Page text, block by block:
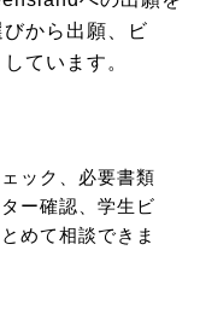
から出願、ビ
ています。
ック、必要書類
ー確認、学生ビ
めて相談できま